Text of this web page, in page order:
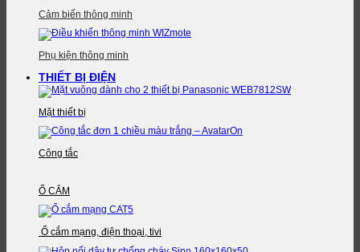
Cảm biến thông minh
Phụ kiện thông minh
THIẾT BỊ ĐIỆN
Mặt thiết bị
Công tắc
Ổ CẮM
Ổ cắm mạng, điện thoại, tivi